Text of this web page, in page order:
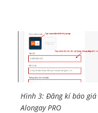
Hình 3: Đăng kí báo giá
Alongay PRO